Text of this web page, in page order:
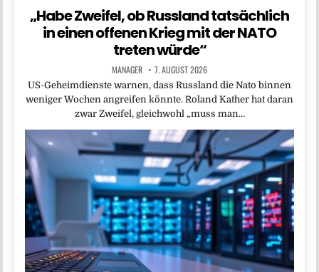
„Habe Zweifel, ob Russland tatsächlich
in einen offenen Krieg mit der NATO
treten würde“
MANAGER 7. AUGUST 2026
US-Geheimdienste warnen, dass Russland die Nato binnen
weniger Wochen angreifen könnte. Roland Kather hat daran
zwar Zweifel, gleichwohl „muss man…